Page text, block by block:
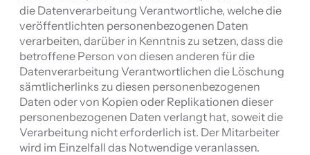
die Datenverarbeitung Verantwortliche, welche die
veröffentlichten personenbezogenen Daten
verarbeiten, darüber in Kenntnis zu setzen, dass die
betroffene Person von diesen anderen für die
Datenverarbeitung Verantwortlichen die Löschung
sämtlicherlinks zu diesen personenbezogenen
Daten oder von Kopien oder Replikationen dieser
personenbezogenen Daten verlangt hat, soweit die
Verarbeitung nicht erforderlich ist. Der Mitarbeiter
wird im Einzelfall das Notwendige veranlassen.